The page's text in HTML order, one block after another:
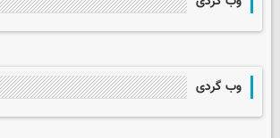
وب گردی